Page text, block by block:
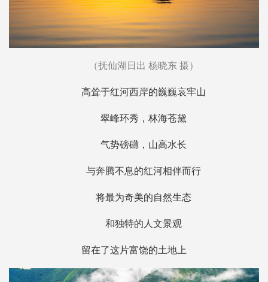
（抚仙湖日出 杨晓东 摄）
高耸于红河西岸的巍巍哀牢山
翠峰环秀，林海苍黛
气势磅礴，山高水长
与奔腾不息的红河相伴而行
将最为奇美的自然生态
和独特的人文景观
留在了这片富饶的土地上